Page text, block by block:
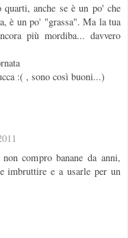
anche se è un po' che
è un po' "grassa". Ma la tua
più mordiba... davvero
:( , sono così buoni...)
compro banane da anni,
imbruttire e a usarle per un